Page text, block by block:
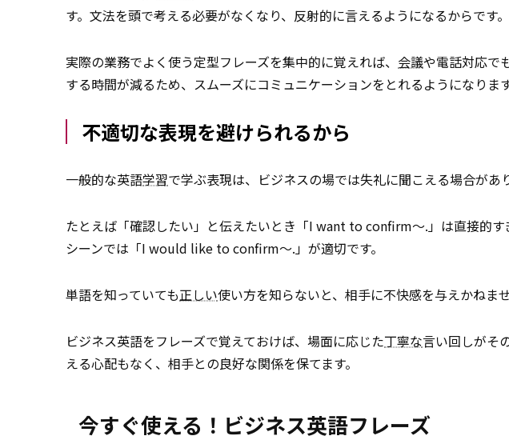
す。文法を頭で考える必要がなくなり、反射的に言えるようになるからです。
実際の業務でよく使う定型フレーズを集中的に覚えれば、 会議や電話対応で
する時間が減るため、スムーズにコミュニケーションをとれるようになります
不適切な表現を避けられるから
一般的な英語学習で学ぶ表現は、ビジネスの場では失礼に聞こえる場合があ
たとえば「確認したい」と伝えたいとき「I want to confirm～.」は直接的す
シーンでは「I would like to confirm～.」が適切です。
単語を知っていても正しい使い方を知らないと、相手に不快感を与えかねませ
ビジネス英語をフレーズで覚えておけば、場面に応じた丁寧な言い回しがそ
える心配もなく、相手との良好な関係を保てます。
今すぐ使える！ビジネス英語フレーズ